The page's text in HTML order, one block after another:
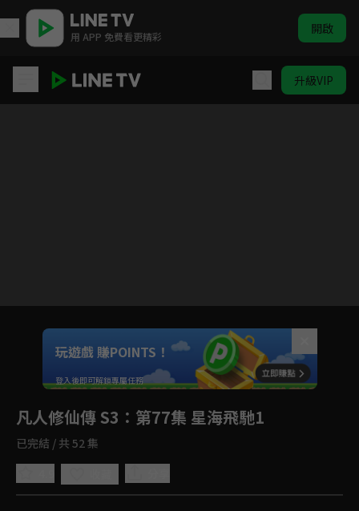
用 APP 免費看更精彩 開啟
升級VIP
Unmute
如有不便請見諒
玩遊戲 賺POINTS！
登入後即可解鎖專屬任務
凡人修仙傳 S3 ：第77集 星海飛馳1
已完結 / 共 52 集